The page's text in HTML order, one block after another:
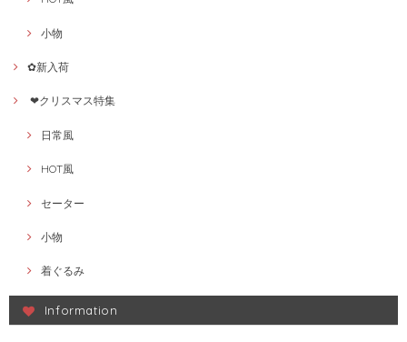
小物
✿新入荷
❤クリスマス特集
日常風
HOT風
セーター
小物
着ぐるみ
Information